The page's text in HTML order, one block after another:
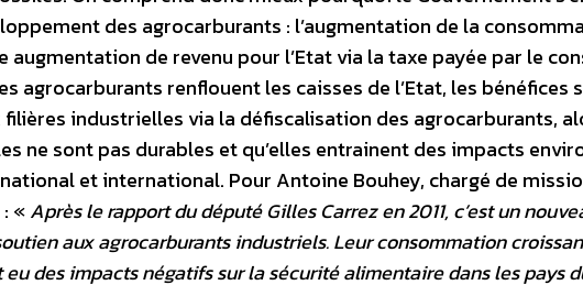
des agrocarburants : l’augmentation de la
augmentation de revenu pour l’Etat via la taxe payée par le
agrocarburants renflouent les caisses de l’Etat, les bénéfices
industrielles via la défiscalisation des agrocarburants,
ne sont pas durables et qu’elles entrainent des impacts
et international. Pour Antoine Bouhey, chargé de
«Après le rapport du député Gilles Carrez en 2011, c’est un
aux agrocarburants industriels. Leur consommation
des impacts négatifs sur la sécurité alimentaire dans les pays